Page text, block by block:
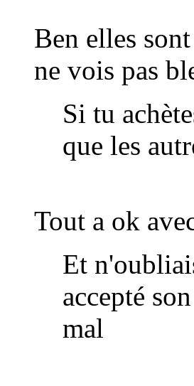
Ben elles
ne vois pas
Si tu
que les
Tout a ok
Et
accepté
mal